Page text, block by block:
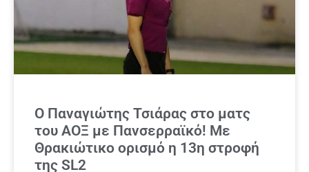
Ο Παναγιώτης Τσιάρας στο ματς
του ΑΟΞ με Πανσερραϊκό! Με
Θρακιώτικο ορισμό η 13η στροφή
της SL2